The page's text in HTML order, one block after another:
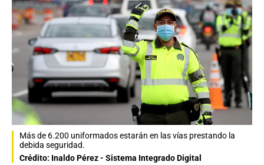
Más de 6.200 uniformados estarán en las vías prestando la
debida seguridad.
Crédito: Inaldo Pérez - Sistema Integrado Digital